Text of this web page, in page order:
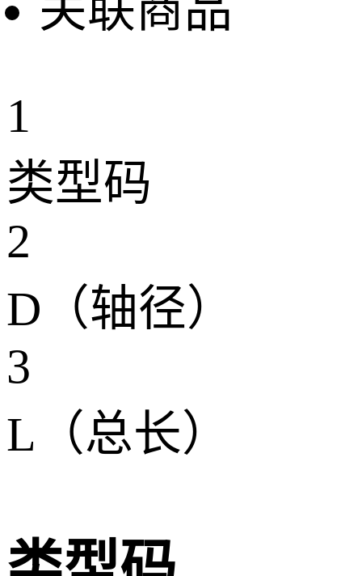
1
类型码
2
D（轴径）
3
L（总长）